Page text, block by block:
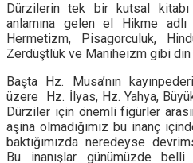
Dürzilerin tek bir kutsal kitabı
anlamına gelen el Hikme adlı
Hermetizm, Pisagorculuk,
Zerdüştlük ve Maniheizm gibi din
Başta Hz. Musa’nın
üzere Hz. İlyas, Hz. Yahya,
Dürziler için önemli figürler
aşina olmadığımız bu inanç
baktığımızda neredeyse
Bu inanışlar günümüzde